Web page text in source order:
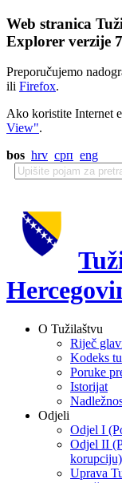
Web stranica
Explorer verzije
Preporučujemo
ili Firefox.
Ako koristite Internet
View".
bos hrv срп eng
O Tužilaštvu
Riječ
Kodeks
Poruke
Istorijat
Odjeli
Odjel I
Odjel II
korupciju)
Uprava